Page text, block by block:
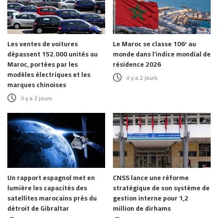
Les ventes de voitures
dépassent 152.000 unités au
Maroc, portées par les
modèles électriques et les
marques chinoises
il y a 2 jours
Le Maroc se classe 106ᵉ au
monde dans l’indice mondial de
résidence 2026
il y a 2 jours
Un rapport espagnol met en
lumière les capacités des
satellites marocains près du
détroit de Gibraltar
CNSS lance une réforme
stratégique de son système de
gestion interne pour 1,2
million de dirhams